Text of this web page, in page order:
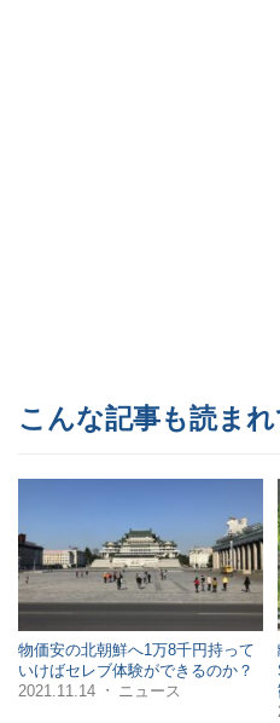
こんな記事も読ま
物価安の北朝鮮へ1万8千円持って
いけばセレブ体験ができるのか？
2021.11.14
・ ニュース